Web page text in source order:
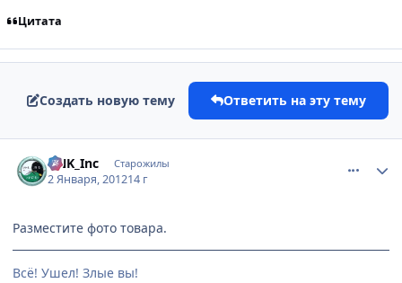
Цитата
Создать новую тему Ответить на эту тему
DNK_Inc Старожилы
2 Января, 201214 г
Разместите фото товара.
Всё! Ушел! Злые вы!